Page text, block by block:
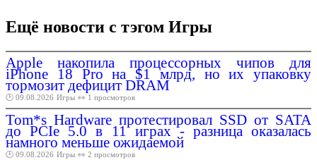
Ещё новости с тэгом Игры
Apple накопила процессорных чипов для
iPhone 18 Pro на $1 млрд, но их упаковку
тормозит дефицит DRAM
🕑 09.08.2026 Игры 👀 1 просмотров
Tom*s Hardware протестировал SSD от SATA
до PCIe 5.0 в 11 играх - разница оказалась
намного меньше ожидаемой
🕑 09.08.2026 Игры 👀 2 просмотров